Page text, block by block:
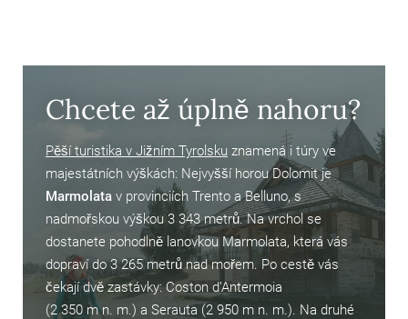
Chcete až úplně nahoru?
Pěší turistika v Jižním Tyrolsku znamená i túry ve
majestátních výškách: Nejvyšší horou Dolomit je
Marmolata v provinciích Trento a Belluno, s
nadmořskou výškou 3 343 metrů. Na vrchol se
dostanete pohodlně lanovkou Marmolata, která vás
dopraví do 3 265 metrů nad mořem. Po cestě vás
čekají dvě zastávky: Coston d’Antermoia
(2 350 m n. m.) a Serauta (2 950 m n. m.). Na druhé